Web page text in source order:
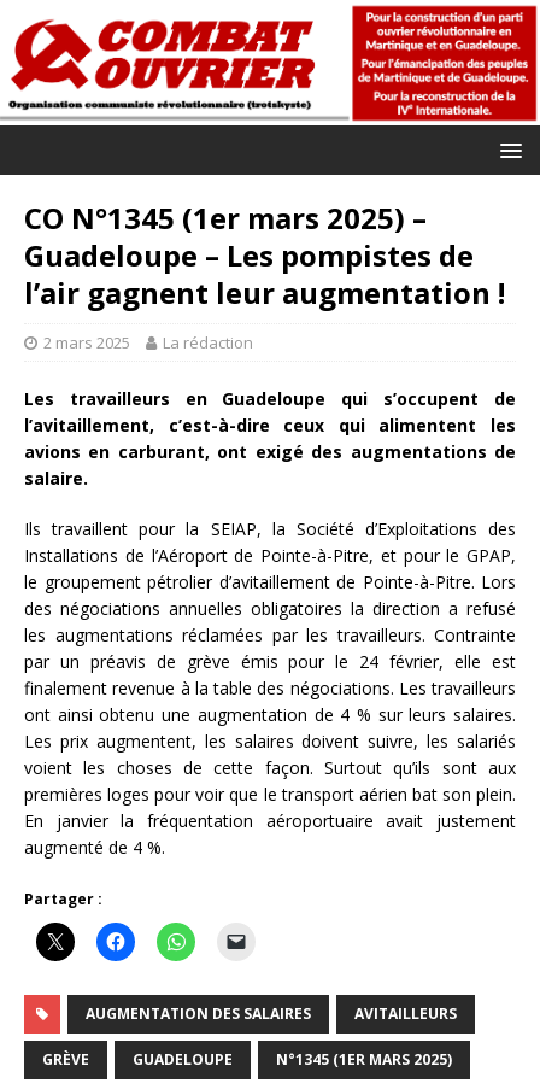
CO N°1345 (1er mars 2025) –
Guadeloupe – Les pompistes de
l’air gagnent leur augmentation !
2 mars 2025 La rédaction
Les travailleurs en Guadeloupe qui s’occupent de
l’avitaillement, c’est-à-dire ceux qui alimentent les
avions en carburant, ont exigé des augmentations de
salaire.
Ils travaillent pour la SEIAP, la Société d’Exploitations des
Installations de l’Aéroport de Pointe-à-Pitre, et pour le GPAP,
le groupement pétrolier d’avitaillement de Pointe-à-Pitre. Lors
des négociations annuelles obligatoires la direction a refusé
les augmentations réclamées par les travailleurs. Contrainte
par un préavis de grève émis pour le 24 février, elle est
finalement revenue à la table des négociations. Les travailleurs
ont ainsi obtenu une augmentation de 4 % sur leurs salaires.
Les prix augmentent, les salaires doivent suivre, les salariés
voient les choses de cette façon. Surtout qu’ils sont aux
premières loges pour voir que le transport aérien bat son plein.
En janvier la fréquentation aéroportuaire avait justement
augmenté de 4 %.
Partager :
AUGMENTATION DES SALAIRES AVITAILLEURS
GRÈVE GUADELOUPE N°1345 (1ER MARS 2025)